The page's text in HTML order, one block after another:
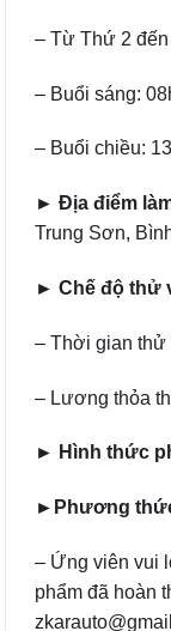
– Từ Thứ 2
– Buổi sáng:
– Buổi chiều:
► Địa điểm
Trung Sơn,
► Chế độ thử
– Thời gian thử
– Lương thỏa
► Hình thức
►Phương
– Ứng viên vui
phẩm đã hoàn